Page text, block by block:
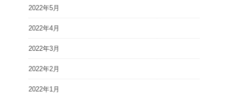
2022年5月
2022年4月
2022年3月
2022年2月
2022年1月